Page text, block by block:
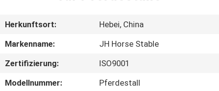
UNS
AUSFLUG
Herkunftsort:
Hebei, China
Markenname:
JH Horse Stable
Zertifizierung:
ISO9001
Modellnummer:
Pferdestall